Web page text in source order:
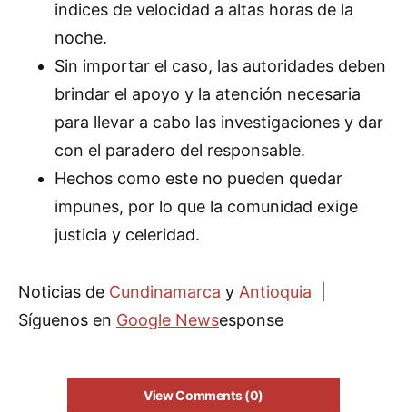
indices de velocidad a altas horas de la
noche.
Sin importar el caso, las autoridades deben
brindar el apoyo y la atención necesaria
para llevar a cabo las investigaciones y dar
con el paradero del responsable.
Hechos como este no pueden quedar
impunes, por lo que la comunidad exige
justicia y celeridad.
Noticias de Cundinamarca y Antioquia
Síguenos en Google Newsesponse
View Comments (0)